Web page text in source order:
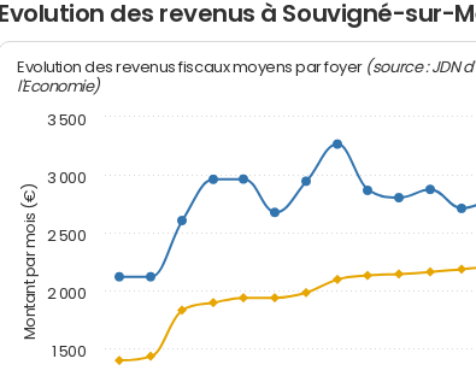
Evolution des revenus à Souvigné-sur-
Montant par mois (€)
Evolution des revenus fiscaux moyens par foyer (source : JDN
l'Economie)
1 500
2 000
2 500
3 000
3 500